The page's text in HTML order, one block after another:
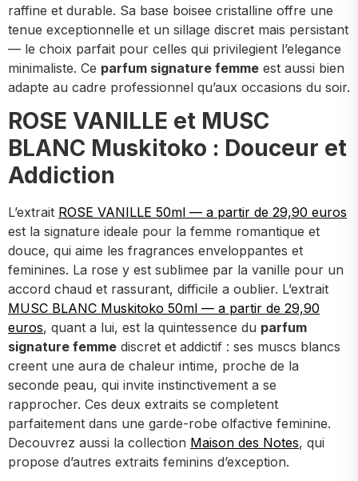
raffine et durable. Sa base boisee cristalline offre une
tenue exceptionnelle et un sillage discret mais persistant
— le choix parfait pour celles qui privilegient l’elegance
minimaliste. Ce parfum signature femme est aussi bien
adapte au cadre professionnel qu’aux occasions du soir.
ROSE VANILLE et MUSC
BLANC Muskitoko : Douceur et
Addiction
L’extrait ROSE VANILLE 50ml — a partir de 29,90 euros
est la signature ideale pour la femme romantique et
douce, qui aime les fragrances enveloppantes et
feminines. La rose y est sublimee par la vanille pour un
accord chaud et rassurant, difficile a oublier. L’extrait
MUSC BLANC Muskitoko 50ml — a partir de 29,90
euros, quant a lui, est la quintessence du parfum
signature femme discret et addictif : ses muscs blancs
creent une aura de chaleur intime, proche de la
seconde peau, qui invite instinctivement a se
rapprocher. Ces deux extraits se completent
parfaitement dans une garde-robe olfactive feminine.
Decouvrez aussi la collection Maison des Notes, qui
propose d’autres extraits feminins d’exception.